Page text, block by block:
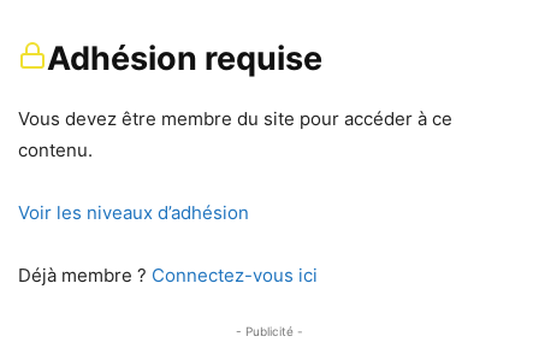
Adhésion requise
Vous devez être membre du site pour accéder à ce
contenu.
Voir les niveaux d’adhésion
Déjà membre ? Connectez-vous ici
- Publicité -